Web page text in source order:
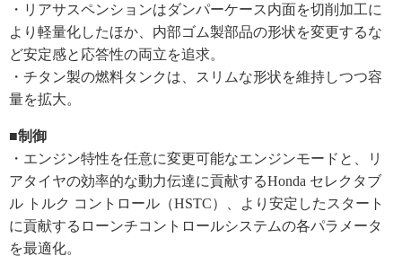
・リアサスペンションはダンパーケース内面を切削加工に
より軽量化したほか、内部ゴム製部品の形状を変更するな
ど安定感と応答性の両立を追求。
・チタン製の燃料タンクは、スリムな形状を維持しつつ容
量を拡大。
■制御
・エンジン特性を任意に変更可能なエンジンモードと、リ
アタイヤの効率的な動力伝達に貢献するHonda セレクタブ
ル トルク コントロール（HSTC）、より安定したスタート
に貢献するローンチコントロールシステムの各パラメータ
を最適化。